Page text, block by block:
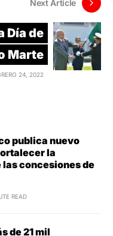
Next Article
Día de
Marte
24, 2022
publica nuevo
la
concesiones de
READ
de 21 mil